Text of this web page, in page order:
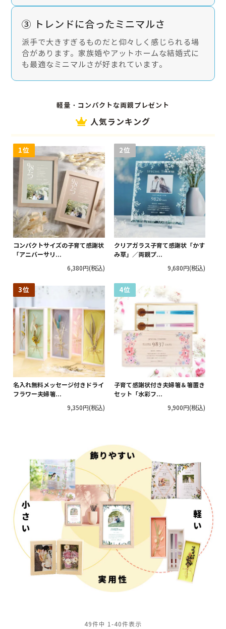
③ トレンドに合ったミニマルさ
派手で大きすぎるものだと仰々しく感じられる場
合があります。家族婚やアットホームな結婚式に
も最適なミニマルさが好まれています。
軽量・コンパクトな両親プレゼント
人気ランキング
コンパクトサイズの子育て感謝状
「アニバーサリ...
6,380円(税込)
クリアガラス子育て感謝状「かす
み草」／両親プ...
9,680円(税込)
名入れ無料メッセージ付きドライ
フラワー夫婦箸...
9,350円(税込)
子育て感謝状付き夫婦箸＆箸置き
セット「水彩フ...
9,900円(税込)
49件中 1-40件表示